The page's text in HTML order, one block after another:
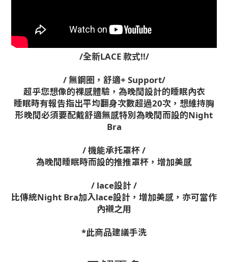
/全新LACE 款式!!/
/ 無鋼圈，舒適+ Support/
超乎您想像的裸感體驗，為晚間設計的睡眠內衣
睡眠時有報告指出平均翻身次數超過20次，想維持胸
形晚間必須要配戴舒適無感特別為晚間而設的Night
Bra
/ 機能承托罩杯 /
為晚間睡眠時而設的推推罩杯，增加美感
/ lace設計 /
比傳統Night Bra加入lace設計，增加美感，亦可當作
內襯之用
*此商品建議手洗